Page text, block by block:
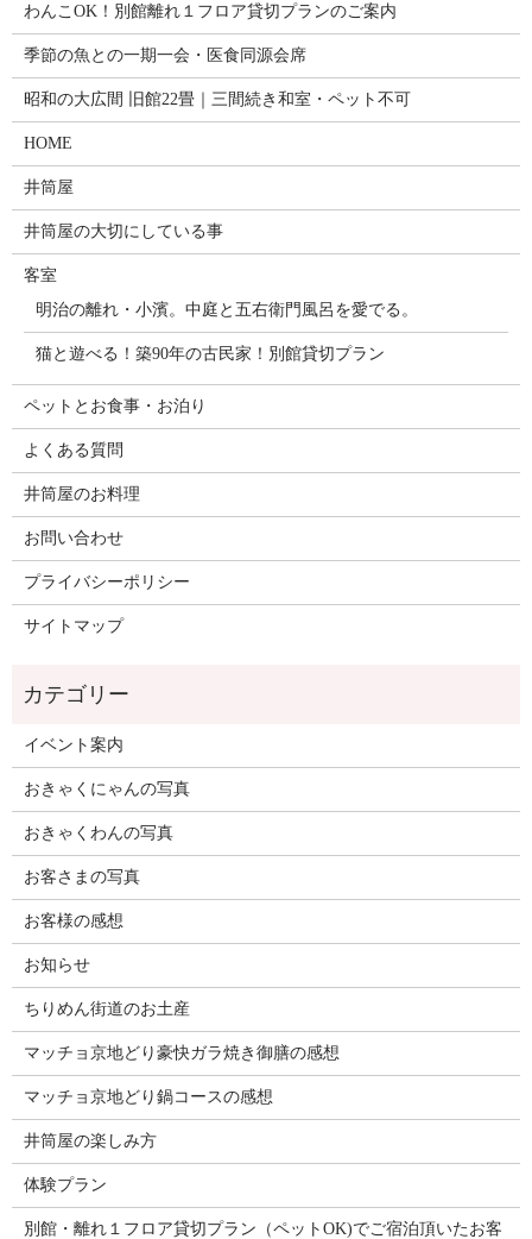
わんこOK！別館離れ１フロア貸切プランのご案内
季節の魚との一期一会・医食同源会席
昭和の大広間 旧館22畳｜三間続き和室・ペット不可
HOME
井筒屋
井筒屋の大切にしている事
客室
明治の離れ・小濱。中庭と五右衛門風呂を愛でる。
猫と遊べる！築90年の古民家！別館貸切プラン
ペットとお食事・お泊り
よくある質問
井筒屋のお料理
お問い合わせ
プライバシーポリシー
サイトマップ
イベント案内
おきゃくにゃんの写真
おきゃくわんの写真
お客さまの写真
お客様の感想
お知らせ
ちりめん街道のお土産
マッチョ京地どり豪快ガラ焼き御膳の感想
マッチョ京地どり鍋コースの感想
井筒屋の楽しみ方
体験プラン
別館・離れ１フロア貸切プラン（ペットOK)でご宿泊頂いたお客